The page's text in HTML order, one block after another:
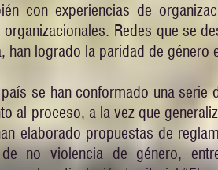
con experiencias de
Redes que se
han logrado la paridad de
se han conformado una
al proceso, a la vez que
elaborado propuestas de
no violencia de género,